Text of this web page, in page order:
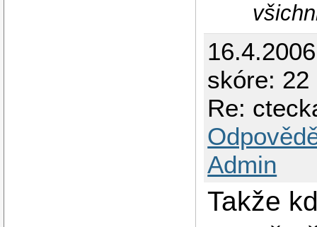
skóre:
Re:
Admin
Takže